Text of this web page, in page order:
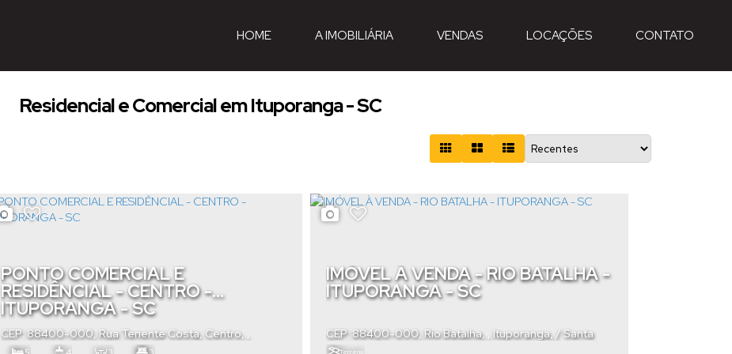
CONTATO
LOCAÇÕES
VENDAS
A IMOBILIÁRIA
HOME
Residencial e Comercial em Ituporanga - SC
PONTO COMERCIAL E
RESIDÊNCIAL - CENTRO -
ITUPORANGA - SC
CEP: 88400-000, Rua Tenente Costa, Centro
Ituporanga, Santa Catarina,Brasil
IMÓVEL À VENDA - RIO BATALHA -
ITUPORANGA - SC
CEP: 88400-000,Rio Batalha Ituporanga, Santa
Catarina,Brasil
Terreno: